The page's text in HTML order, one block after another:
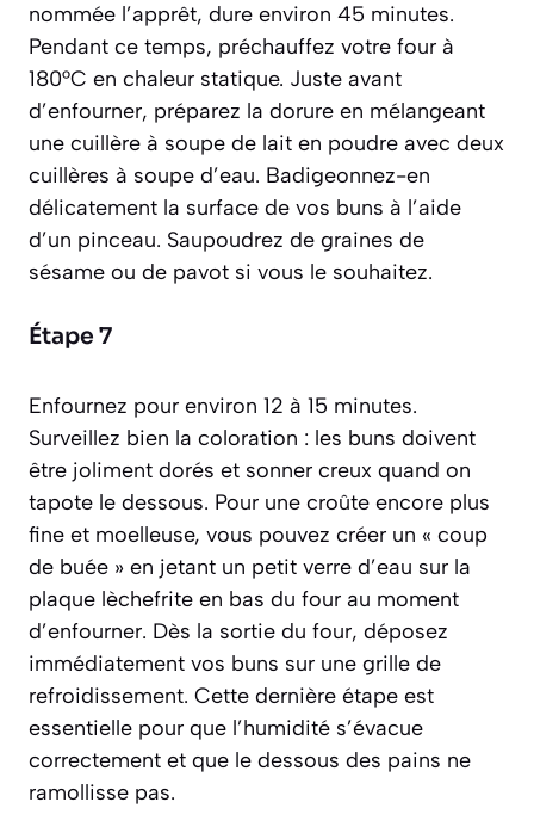
nommée l’apprêt, dure environ 45 minutes.
Pendant ce temps, préchauffez votre four à
180°C en chaleur statique. Juste avant
d’enfourner, préparez la dorure en mélangeant
une cuillère à soupe de lait en poudre avec deux
cuillères à soupe d’eau. Badigeonnez-en
délicatement la surface de vos buns à l’aide
d’un pinceau. Saupoudrez de graines de
sésame ou de pavot si vous le souhaitez.
Étape 7
Enfournez pour environ 12 à 15 minutes.
Surveillez bien la coloration : les buns doivent
être joliment dorés et sonner creux quand on
tapote le dessous. Pour une croûte encore plus
fine et moelleuse, vous pouvez créer un « coup
de buée » en jetant un petit verre d’eau sur la
plaque lèchefrite en bas du four au moment
d’enfourner. Dès la sortie du four, déposez
immédiatement vos buns sur une grille de
refroidissement. Cette dernière étape est
essentielle pour que l’humidité s’évacue
correctement et que le dessous des pains ne
ramollisse pas.